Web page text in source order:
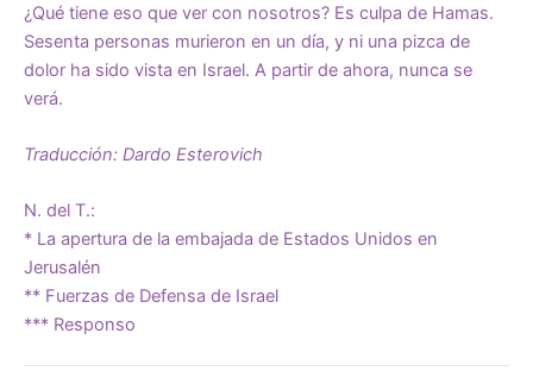
¿Qué tiene eso que ver con nosotros? Es culpa de Hamas.
Sesenta personas murieron en un día, y ni una pizca de
dolor ha sido vista en Israel. A partir de ahora, nunca se
verá.
Traducción: Dardo Esterovich
N. del T.:
* La apertura de la embajada de Estados Unidos en
Jerusalén
** Fuerzas de Defensa de Israel
*** Responso